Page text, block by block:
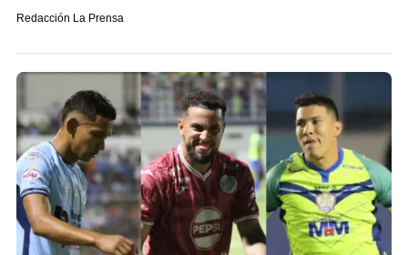
Redacción La Prensa